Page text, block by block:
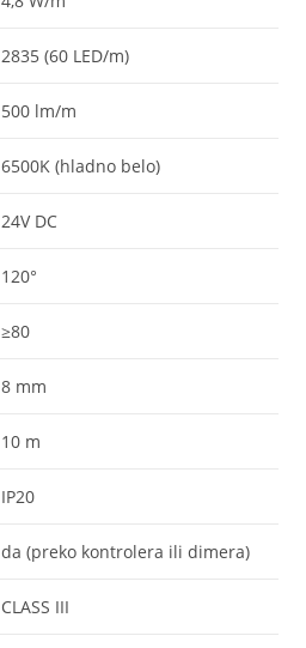
2835 (60 LED/m)
500 lm/m
6500K (hladno belo)
24V DC
120°
≥80
8 mm
10 m
IP20
da (preko kontrolera ili dimera)
CLASS III